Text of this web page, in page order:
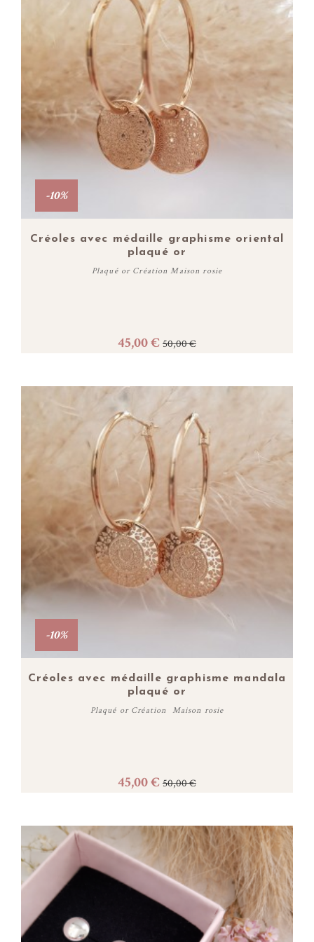
Acheter
-10%
Créoles avec médaille graphisme oriental
plaqué or
Plaqué or Création Maison rosie
45,00 € 50,00 €
Acheter
-10%
Créoles avec médaille graphisme mandala
plaqué or
Plaqué or Création Maison rosie
45,00 € 50,00 €